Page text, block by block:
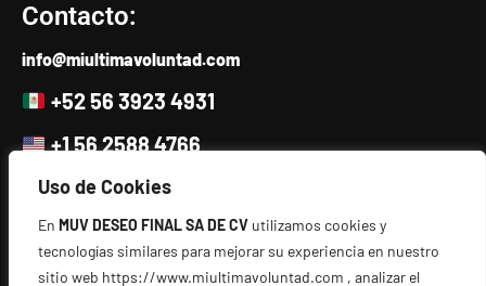
Uso de Cookies
En MUV DESEO FINAL SA DE CV utilizamos cookies y
tecnologías similares para mejorar su experiencia en nuestro
sitio web https://www.miultimavoluntad.com , analizar el
Contacto:
info@miultimavoluntad.com
+52 56 3923 4931
+1 56 2588 4766
Escríbenos
Directorio: